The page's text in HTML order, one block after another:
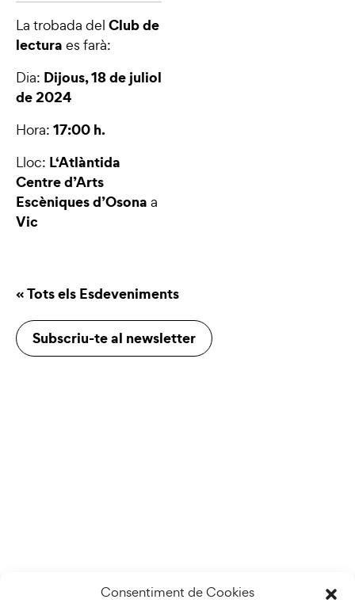
Consentiment de Cookies
La trobada del Club de
lectura es farà:
Dia: Dijous, 18 de juliol
de 2024
Hora: 17:00 h.
Lloc: L‘Atlàntida
Centre d’Arts
Escèniques d’Osona a
Vic
« Tots els Esdeveniments
Subscriu-te al newsletter